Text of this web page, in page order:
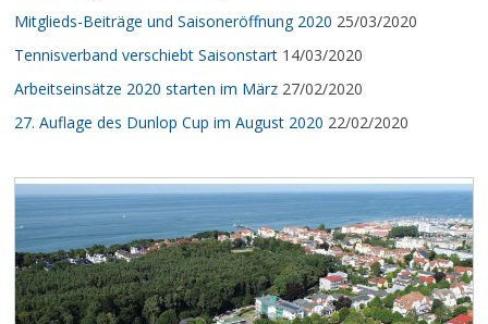
Mitglieds-Beiträge und Saisoneröffnung 2020 25/03/2020
Tennisverband verschiebt Saisonstart 14/03/2020
Arbeitseinsätze 2020 starten im März 27/02/2020
27. Auflage des Dunlop Cup im August 2020 22/02/2020